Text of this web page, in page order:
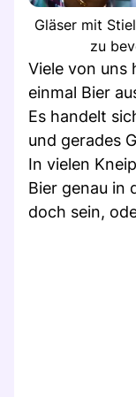
Gläser mit
zu
Viele von uns
einmal Bier
Es handelt
und gerades
In vielen
Bier genau in
doch sein,